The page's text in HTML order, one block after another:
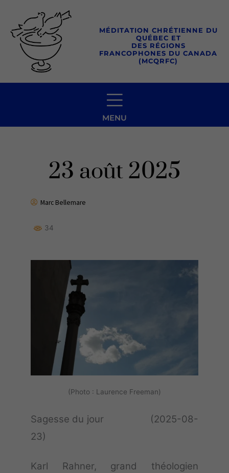
contenu
MÉDITATION CHRÉTIENNE DU
QUÉBEC ET
DES RÉGIONS
FRANCOPHONES DU CANADA
(MCQRFC)
MENU
23 août 2025
Marc Bellemare
34
(Photo : Laurence Freeman)
Sagesse du jour (2025-08-
23)
Karl Rahner, grand théologien